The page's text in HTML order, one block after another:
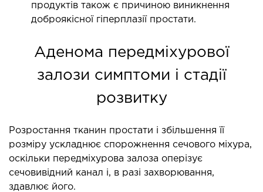
косметологія
косметологія
косметологія
епіляція
косметологія
ЗАХВОРЮВАНЬ
І ЖОВЧНИХ ПРОТОК
хвороб печінки
продуктів також є причиною виникнення
доброякісної гіперплазії простати.
Аденома передміхурової
залози симптоми і стадії
розвитку
Розростання тканин простати і збільшення її
розміру ускладнює спорожнення сечового міхура,
оскільки передміхурова залоза оперізує
сечовивідний канал і, в разі захворювання,
здавлює його.